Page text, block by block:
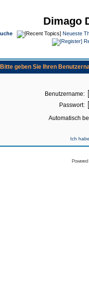
Dimago
Neueste
Bitte geben Sie Ihren
Benutzername:
Passwort:
Automatisch
Ich